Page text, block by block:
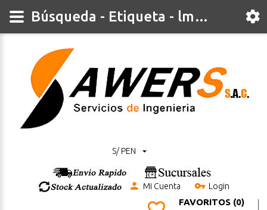
S/ PEN
Mi Cuenta Login
FAVORITOS (0)
Búsqueda - Etiqueta - lm393